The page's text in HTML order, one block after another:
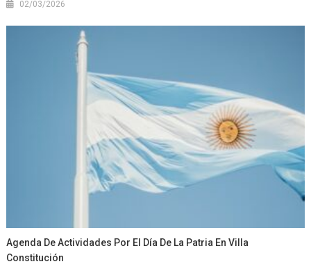
02/03/2026
Agenda De Actividades Por El Día De La Patria En Villa
Constitución